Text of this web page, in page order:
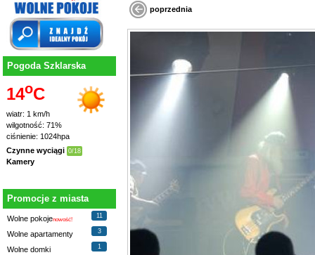
Pogoda Szklarska
14oC
wiatr: 1 km/h
wilgotność: 71%
ciśnienie: 1024hpa
Czynne wyciągi 0/18
Kamery
Promocje z miasta
Wolne pokojenowość!
11
Wolne apartamenty 3
Wolne domki 1
poprzednia